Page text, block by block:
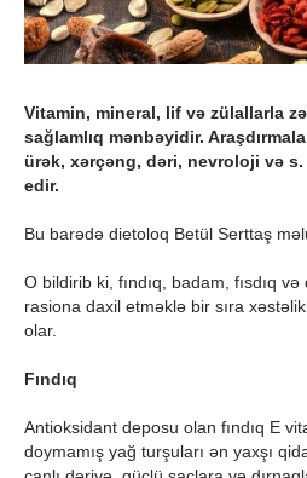
Vitamin, mineral, lif və zülallarla
sağlamlıq mənbəyidir.
ürək, xərçəng, dəri, nevroloji və
edir.
Bu barədə dietoloq Betül Serttaş
O bildirib ki, fındıq, badam, fısdıq
rasiona daxil etməklə bir sıra
olar.
Fındıq
Antioksidant deposu olan fındıq E
doymamış yağ turşuları ən yaxşı